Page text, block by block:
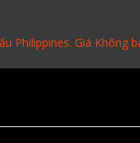
Philippines. Giá